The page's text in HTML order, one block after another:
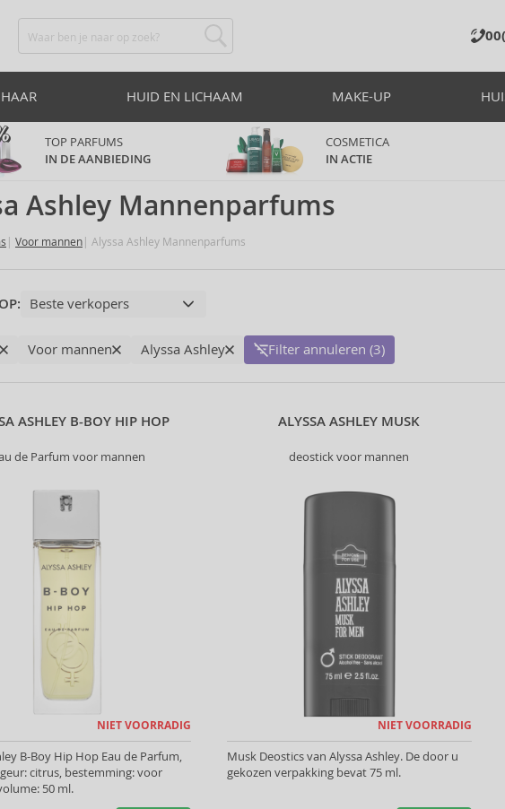
HAAR HUID EN LICHAAM MAKE-UP
TOP PARFUMS
IN DE AANBIEDING
COSMETICA
IN ACTIE
Ashley Mannenparfums
Voor mannen Alyssa Ashley Mannenparfums
Voor mannen Alyssa Ashley Filter annuleren (3)
ASHLEY B-BOY HIP HOP
de Parfum voor mannen
NIET VOORRADIG
B-Boy Hip Hop Eau de Parfum,
citrus, bestemming: voor
50 ml.
ALYSSA ASHLEY MUSK
deostick voor mannen
NIET VOORRADIG
Musk Deostics van Alyssa Ashley. De door u
gekozen verpakking bevat 75 ml.